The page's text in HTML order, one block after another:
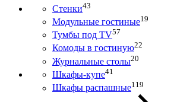
Стенки43
Модульные гостиные19
Тумбы под ТV57
Комоды в гостиную22
Журнальные столы20
Шкафы-купе41
Шкафы распашные119